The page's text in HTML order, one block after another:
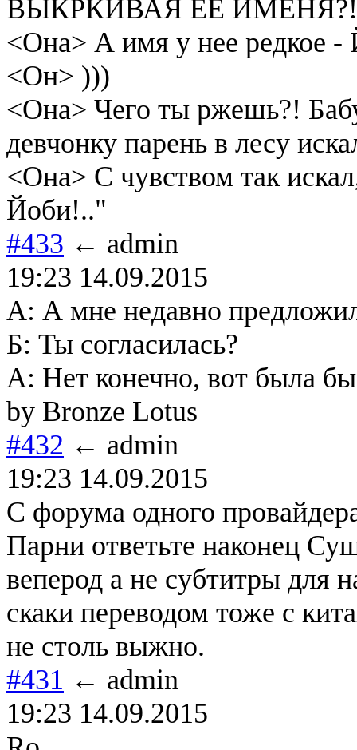
ВЫКРКИВАЯ ЕЕ ИМЕНЯ?!
<Она> А имя у нее редкое -
<Он> )))
<Она> Чего ты ржешь?!
девчонку парень в лесу
<Она> С чувством так
Йоби!.."
#433 ← admin
19:23 14.09.2015
А: А мне недавно
Б: Ты согласилась?
А: Нет конечно, вот была
by Bronze Lotus
#432 ← admin
19:23 14.09.2015
С форума одного
Парни ответьте наконец
веперод а не субтитры для
скаки переводом тоже с
не столь выжно.
#431 ← admin
19:23 14.09.2015